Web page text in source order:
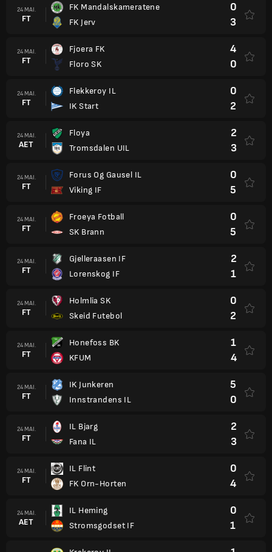
24 MAI.
FT
FK Mandalskameratene
FK Jerv
0
3
24 MAI.
FT
Fjoera FK
Floro SK
4
0
24 MAI.
FT
Flekkeroy IL
IK Start
0
2
24 MAI.
AET
Floya
Tromsdalen UIL
2
3
24 MAI.
FT
Forus Og Gausel IL
Viking IF
0
5
24 MAI.
FT
Froeya Fotball
SK Brann
0
5
24 MAI.
FT
Gjelleraasen IF
Lorenskog IF
2
1
24 MAI.
FT
Holmlia SK
Skeid Futebol
0
2
24 MAI.
FT
Honefoss BK
KFUM
1
4
24 MAI.
FT
IK Junkeren
Innstrandens IL
5
0
24 MAI.
FT
IL Bjarg
Fana IL
2
3
24 MAI.
FT
IL Flint
FK Orn-Horten
0
4
24 MAI.
AET
IL Heming
Stromsgodset IF
0
1